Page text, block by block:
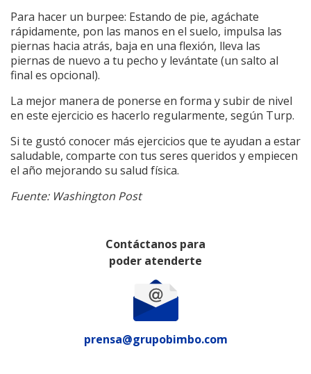
Para hacer un burpee: Estando de pie, agáchate
rápidamente, pon las manos en el suelo, impulsa las
piernas hacia atrás, baja en una flexión, lleva las
piernas de nuevo a tu pecho y levántate (un salto al
final es opcional).
La mejor manera de ponerse en forma y subir de nivel
en este ejercicio es hacerlo regularmente, según Turp.
Si te gustó conocer más ejercicios que te ayudan a estar
saludable, comparte con tus seres queridos y empiecen
el año mejorando su salud física.
Fuente: Washington Post
Contáctanos para
poder atenderte
prensa@grupobimbo.com